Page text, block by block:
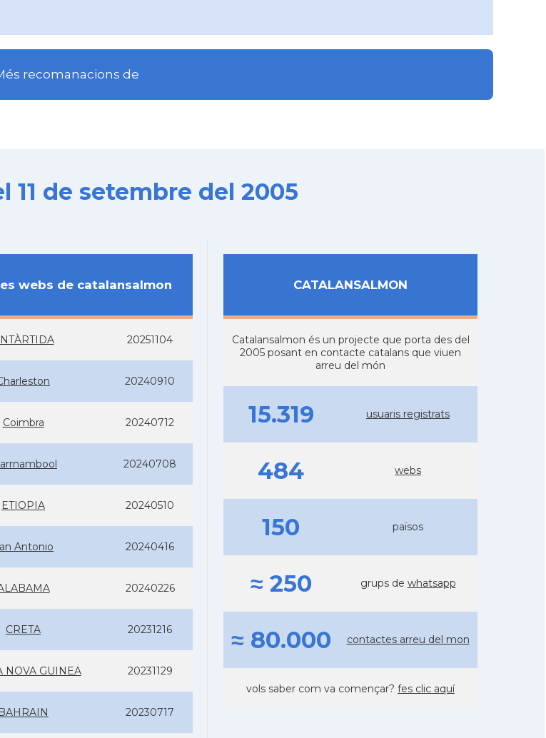
recomanacions de
11 de setembre del 2005
webs de catalansalmon
20251104
20240910
Coimbra 20240712
20240708
ETIOPIA 20240510
Antonio 20240416
20240226
CRETA 20231216
NOVA GUINEA 20231129
BAHRAIN 20230717
CATALANSALMON
Catalansalmon és un projecte que porta des del
2005 posant en contacte catalans que viuen
arreu del món
15.319 usuaris registrats
484 webs
150 països
≈ 250 grups de whatsapp
≈ 80.000 contactes arreu del mon
vols saber com va començar? fes clic aquí